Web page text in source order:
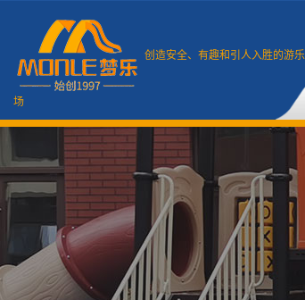
创造安全、有趣和引人入胜的游乐
场